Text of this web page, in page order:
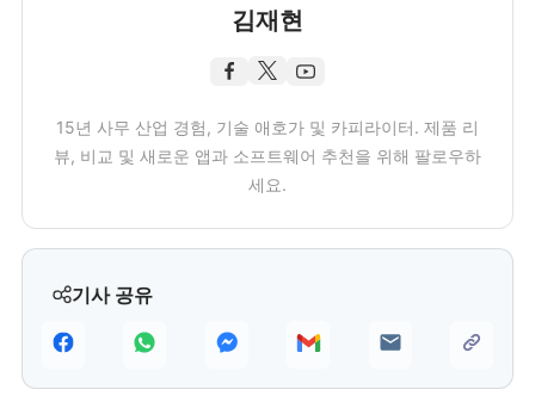
기사 공유
김재현
15년 사무 산업 경험, 기술 애호가 및 카피라이터. 제품 리
뷰, 비교 및 새로운 앱과 소프트웨어 추천을 위해 팔로우하
세요.